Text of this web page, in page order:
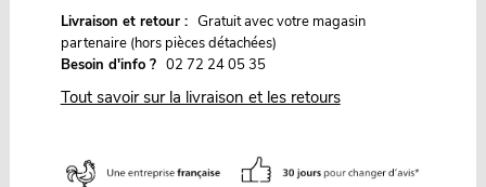
Livraison et retour : Gratuit avec votre magasin
partenaire (hors pièces détachées)
Besoin d'info ? 02 72 24 05 35
Tout savoir sur la livraison et les retours